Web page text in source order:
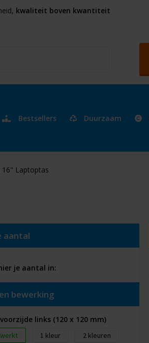
kwaliteit boven kwantiteit
Bestsellers Duurzaam
16" Laptoptas
aantal
je aantal in:
bewerking
links (120 x 120 mm)
1
2